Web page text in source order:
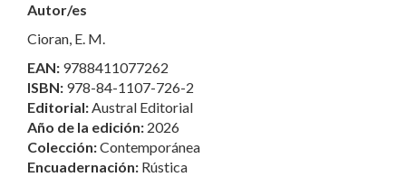
Autor/es
Cioran, E. M.
EAN: 9788411077262
ISBN: 978-84-1107-726-2
Editorial:Austral Editorial
Año de la edición: 2026
Colección:Contemporánea
Encuadernación: Rústica